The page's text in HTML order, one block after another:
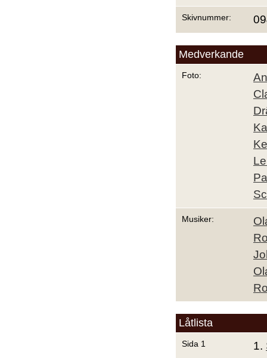
Skivnummer:
Medverkande
Foto:
Musiker:
Låtlista
Sida 1 1.